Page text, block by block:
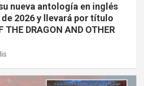
nueva antología en inglés
2026 y llevará por título
THE DRAGON AND OTHER